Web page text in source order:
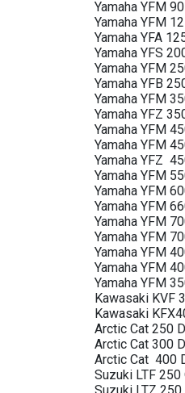
Yamaha YFM
Yamaha YFM
Yamaha YFA
Yamaha YFS
Yamaha YFM
Yamaha YFB
Yamaha YFM
Yamaha YFZ
Yamaha YFM
Yamaha YFM
Yamaha YFZ
Yamaha YFM
Yamaha YFM
Yamaha YFM
Yamaha YFM
Yamaha YFM
Yamaha YFM
Yamaha YFM
Yamaha YFM
Kawasaki KVF
Kawasaki
Arctic Cat 250
Arctic Cat 300
Arctic Cat 400
Suzuki LTF